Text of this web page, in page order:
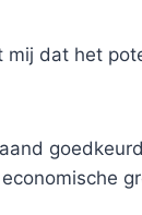
mij dat het